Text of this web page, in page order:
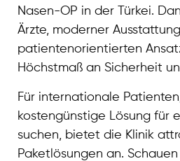
Nasen-OP in der Türkei.
Ärzte, moderner
patientenorientierten
Höchstmaß an Sicherheit
Für internationale
kostengünstige Lösung für
suchen, bietet die Klinik
Paketlösungen an.